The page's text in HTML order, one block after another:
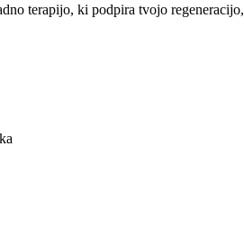
terapijo, ki podpira tvojo